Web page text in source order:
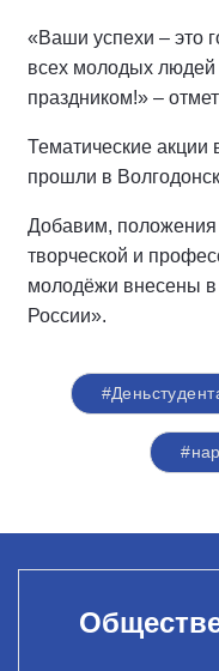
«Ваши успехи – это
всех молодых людей
праздником!» –
Тематические акции
прошли в
Добавим, положения
творческой и
молодёжи внесены
России».